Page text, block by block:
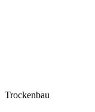
Trockenbau